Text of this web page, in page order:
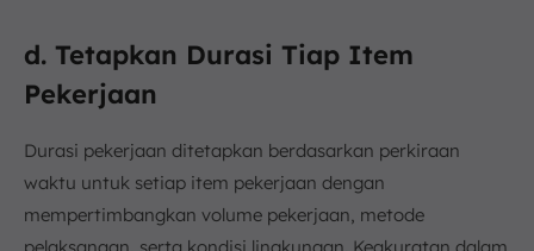
d. Tetapkan Durasi Tiap Item
Pekerjaan
Durasi pekerjaan ditetapkan berdasarkan perkiraan
waktu untuk setiap item pekerjaan dengan
mempertimbangkan volume pekerjaan, metode
pelaksanaan, serta kondisi lingkungan. Keakuratan dalam